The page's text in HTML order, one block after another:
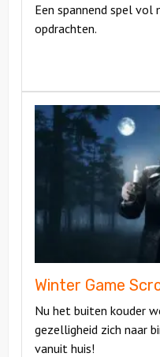
Een spannend spel vol
opdrachten.
Winter Game
Nu het buiten kouder
gezelligheid zich naar
vanuit huis!
Winter
Game